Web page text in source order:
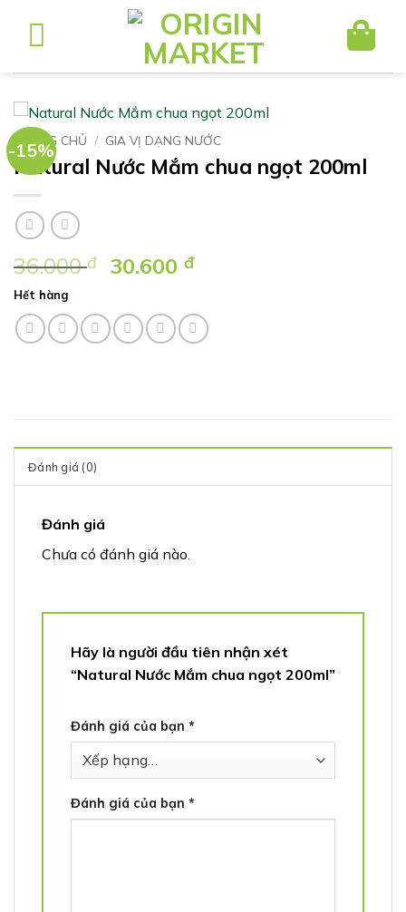
dung
-15%
TRANG CHỦ / GIA VỊ DẠNG NƯỚC
Natural Nước Mắm chua ngọt 200ml
36.000đ
Giá
là:
36.000 ₫.
30.600đGiá
tại
là:
30.600 ₫.
Hết hàng
Đánh giá (0)
Đánh giá
Chưa có đánh giá nào.
Hãy là người đầu tiên nhận xét
“Natural Nước Mắm chua ngọt 200ml”
Đánh giá của bạn *
Đánh giá của bạn *